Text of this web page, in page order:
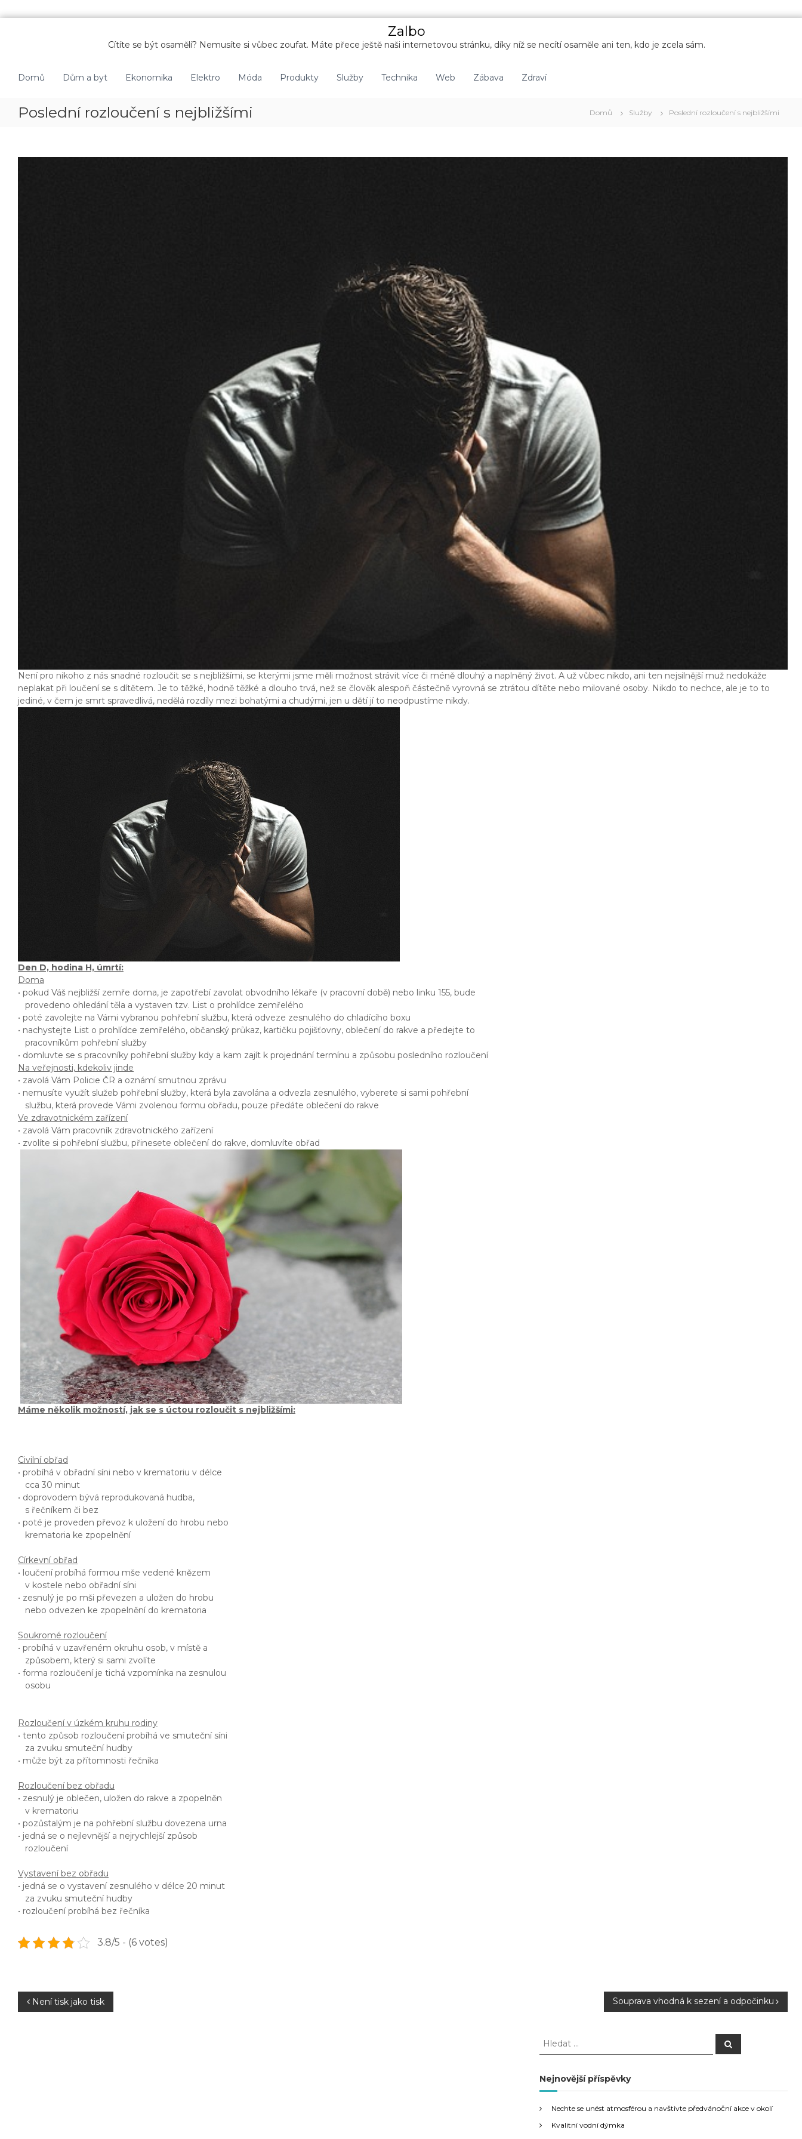
Zalbo
Cítíte se být osamělí? Nemusíte si vůbec zoufat. Máte přece ještě naši internetovou stránku, díky níž se necítí osaměle ani ten, kdo je zcela sám.
Domů Dům a byt Ekonomika Elektro Móda Produkty Služby Technika Web Zábava Zdraví
Poslední rozloučení s nejbližšími Domů Služby Poslední rozloučení s nejbližšími
Není pro nikoho z nás snadné rozloučit se s nejbližšími, se kterými jsme měli možnost strávit více či méně dlouhý a naplněný život. A už vůbec nikdo, ani ten nejsilnější muž nedokáže
neplakat při loučení se s dítětem. Je to těžké, hodně těžké a dlouho trvá, než se člověk alespoň částečně vyrovná se ztrátou dítěte nebo milované osoby. Nikdo to nechce, ale je to to
jediné, v čem je smrt spravedlivá, nedělá rozdíly mezi bohatými a chudými, jen u dětí jí to neodpustíme nikdy.
Den D, hodina H, úmrtí:
Doma
• pokud Váš nejbližší zemře doma, je zapotřebí zavolat obvodního lékaře (v pracovní době) nebo linku 155, bude
provedeno ohledání těla a vystaven tzv. List o prohlídce zemřelého
• poté zavolejte na Vámi vybranou pohřební službu, která odveze zesnulého do chladícího boxu
• nachystejte List o prohlídce zemřelého, občanský průkaz, kartičku pojišťovny, oblečení do rakve a předejte to
pracovníkům pohřební služby
• domluvte se s pracovníky pohřební služby kdy a kam zajít k projednání termínu a způsobu posledního rozloučení
Na veřejnosti, kdekoliv jinde
• zavolá Vám Policie ČR a oznámí smutnou zprávu
• nemusíte využít služeb pohřební služby, která byla zavolána a odvezla zesnulého, vyberete si sami pohřební
službu, která provede Vámi zvolenou formu obřadu, pouze předáte oblečení do rakve
Ve zdravotnickém zařízení
• zavolá Vám pracovník zdravotnického zařízení
• zvolíte si pohřební službu, přinesete oblečení do rakve, domluvíte obřad
Máme několik možností, jak se s úctou rozloučit s nejbližšími:
Civilní obřad
• probíhá v obřadní síni nebo v krematoriu v délce
cca 30 minut
• doprovodem bývá reprodukovaná hudba,
s řečníkem či bez
• poté je proveden převoz k uložení do hrobu nebo
krematoria ke zpopelnění
Církevní obřad
• loučení probíhá formou mše vedené knězem
v kostele nebo obřadní síni
• zesnulý je po mši převezen a uložen do hrobu
nebo odvezen ke zpopelnění do krematoria
Soukromé rozloučení
• probíhá v uzavřeném okruhu osob, v místě a
způsobem, který si sami zvolíte
• forma rozloučení je tichá vzpomínka na zesnulou
osobu
Rozloučení v úzkém kruhu rodiny
• tento způsob rozloučení probíhá ve smuteční síni
za zvuku smuteční hudby
• může být za přítomnosti řečníka
Rozloučení bez obřadu
• zesnulý je oblečen, uložen do rakve a zpopelněn
v krematoriu
• pozůstalým je na pohřební službu dovezena urna
• jedná se o nejlevnější a nejrychlejší způsob
rozloučení
Vystavení bez obřadu
• jedná se o vystavení zesnulého v délce 20 minut
za zvuku smuteční hudby
• rozloučení probíhá bez řečníka
3.8/5 - (6 votes)
N Není tisk jako tisk Souprava vhodná k sezení a odpočinku
H
d
a
:
H
l
Nejnovější příspěvky
Nechte se unést atmosférou a navštivte předvánoční akce v okolí
Kvalitní vodní dýmka